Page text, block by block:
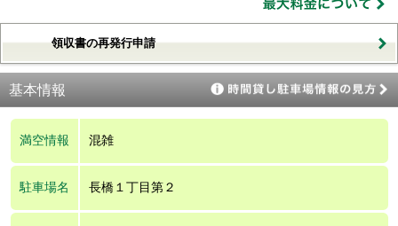
領収書の再発行申請
基本情報
満空情報 混雑
駐車場名 長橋１丁目第２